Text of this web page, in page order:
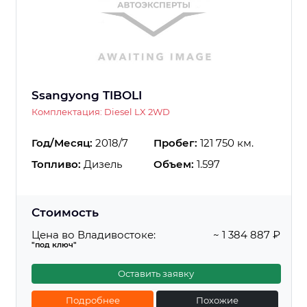
Ssangyong TIBOLI
Комплектация: Diesel LX 2WD
Год/Месяц: 2018/7 Пробег: 121 750 км.
Топливо: Дизель Объем: 1.597
Стоимость
Цена во Владивостоке:
"под ключ"
~ 1 384 887 ₽
Оставить заявку
Подробнее Похожие